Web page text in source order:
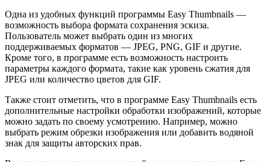
Одна из удобных функций программы Easy Thumbnails —
возможность выбора формата сохранения эскиза.
Пользователь может выбрать один из многих
поддерживаемых форматов — JPEG, PNG, GIF и другие.
Кроме того, в программе есть возможность настроить
параметры каждого формата, такие как уровень сжатия для
JPEG или количество цветов для GIF.
Также стоит отметить, что в программе Easy Thumbnails есть
дополнительные настройки обработки изображений, которые
можно задать по своему усмотрению. Например, можно
выбрать режим обрезки изображения или добавить водяной
знак для защиты авторских прав.